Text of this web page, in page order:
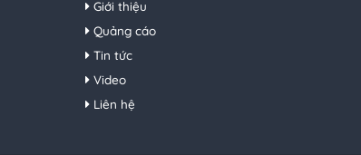
Giới thiệu
Quảng cáo
Tin tức
Video
Liên hệ